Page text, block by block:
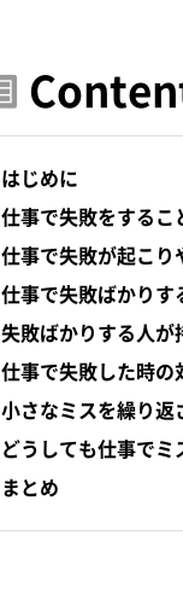
はじめに
仕事で失敗をする
仕事で失敗が起こり
仕事で失敗ばかりす
失敗ばかりする人が
仕事で失敗した時の
小さなミスを繰り返
どうしても仕事でミ
まとめ